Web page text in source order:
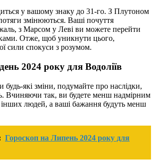
у вашому знаку до 31-го. З Плутоном
змінюються. Ваші почуття
з Марсом у Леві ви можете перейти
Отже, щоб уникнути цього,
сили спокуси з розумом.
2024 року для Водоліїв
які зміни, подумайте про наслідки,
Вчиняючи так, ви будете менш надмірним
людей, а ваші бажання будуть менш
Гороскоп на Липень 2024 року для